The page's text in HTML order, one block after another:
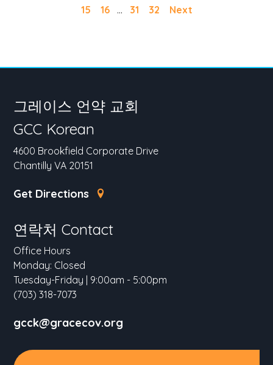
15
16 ... 31 32 Next
그레이스 언약 교회
GCC Korean
4600 Brookfield Corporate Drive
Chantilly VA 20151
Get Directions
연락처 Contact
Office Hours
Monday: Closed
Tuesday-Friday | 9:00am - 5:00pm
(703) 318-7073
gcck@gracecov.org